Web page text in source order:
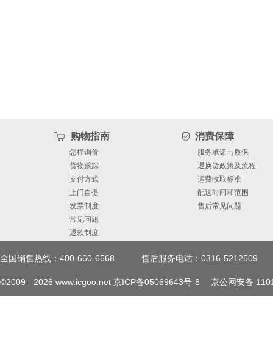
购物指南
怎样询价
货物跟踪
支付方式
上门自提
发票制度
常见问题
退款制度
消费保障
服务承诺与质保
退换货政策及流程
运费收取标准
配送时间和范围
售后常见问题
全国销售热线：400-660-6568 售后服务电话：0316-5212509
©2009 - 2026 www.icgoo.net 京ICP备05069643号-8 京公网安备